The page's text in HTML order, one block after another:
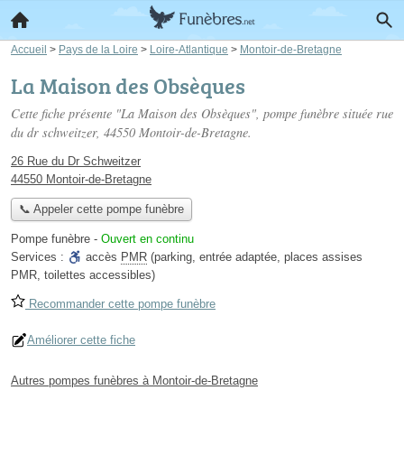
Accueil > Pays de la Loire > Loire-Atlantique > Montoir-de-Bretagne
La Maison des Obsèques
Cette fiche présente "La Maison des Obsèques", pompe funèbre située rue
du dr schweitzer, 44550 Montoir-de-Bretagne.
26 Rue du Dr Schweitzer
44550 Montoir-de-Bretagne
📞 Appeler cette pompe funèbre
Pompe funèbre - Ouvert en continu
Services :
accès PMR (parking, entrée adaptée, places assises
PMR, toilettes accessibles)
Recommander cette pompe funèbre
Améliorer cette fiche
Autres pompes funèbres à Montoir-de-Bretagne